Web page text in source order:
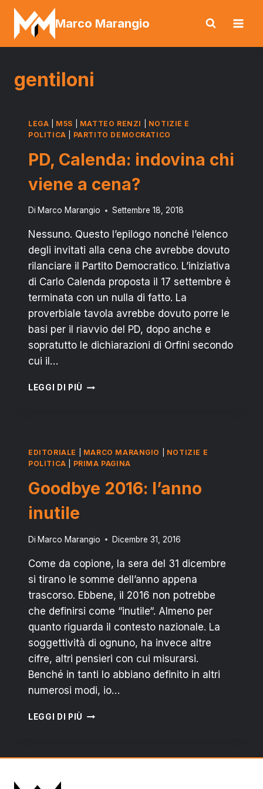
Salta
contenuto
Marco Marangio
gentiloni
LEGA M5S MATTEO RENZI
NOTIZIE E
POLITICA
PARTITO DEMOCRATICO
PD, Calenda: indovina chi
viene a cena?
Di Marco Marangio Settembre 18, 2018
Nessuno. Questo l’epilogo nonché l’elenco
degli invitati alla cena che avrebbe dovuto
rilanciare il Partito Democratico. L’iniziativa
di Carlo Calenda proposta il 17 settembre è
terminata con un nulla di fatto. La
proverbiale tavola avrebbe dovuto porre le
basi per il riavvio del PD, dopo anche e
sopratutto le dichiarazioni di Orfini secondo
cui il…
LEGGI DI PIÙ PD,
CENA?
EDITORIALE MARCO MARANGIO
NOTIZIE E
POLITICA
PRIMA PAGINA
Goodbye 2016: l’anno
inutile
Di Marco Marangio Dicembre 31, 2016
Come da copione, la sera del 31 dicembre
si tirano le somme dell’anno appena
trascorso. Ebbene, il 2016 non potrebbe
che definirsi come “inutile“. Almeno per
quanto riguarda il contesto nazionale. La
soggettività di ognuno, ha invece altre
cifre, altri pensieri con cui misurarsi.
Benché in tanti lo abbiano definito in altri
numerosi modi, io…
LEGGI DI PIÙ GOODBYE